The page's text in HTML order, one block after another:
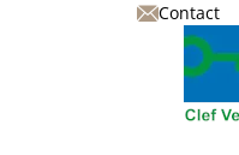
Contact